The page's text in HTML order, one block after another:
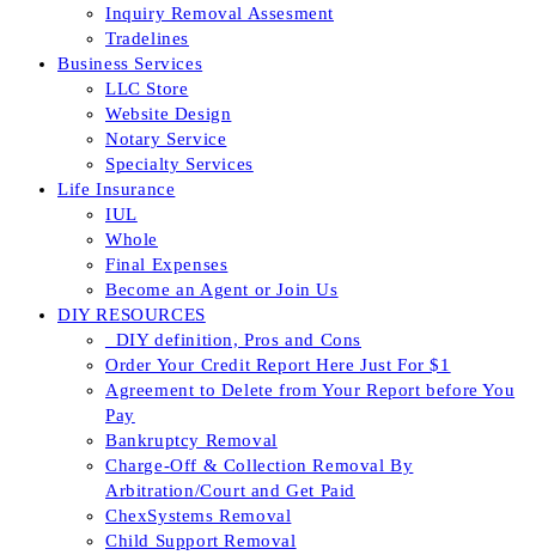
Inquiry Removal Assesment
Tradelines
Business Services
LLC Store
Website Design
Notary Service
Specialty Services
Life Insurance
IUL
Whole
Final Expenses
Become an Agent or Join Us
DIY RESOURCES
_DIY definition, Pros and Cons
Order Your Credit Report Here Just For $1
Agreement to Delete from Your Report before You
Pay
Bankruptcy Removal
Charge-Off & Collection Removal By
Arbitration/Court and Get Paid
ChexSystems Removal
Child Support Removal